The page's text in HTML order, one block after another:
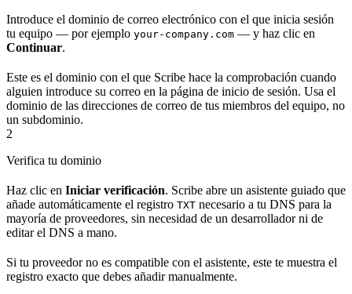
Introduce el dominio de correo electrónico con el que inicia sesión
tu equipo — por ejemplo your-company.com — y haz clic en
Continuar.
Este es el dominio con el que Scribe hace la comprobación cuando
alguien introduce su correo en la página de inicio de sesión. Usa el
dominio de las direcciones de correo de tus miembros del equipo, no
un subdominio.
2
Verifica tu dominio
Haz clic en Iniciar verificación. Scribe abre un asistente guiado que
añade automáticamente el registro TXT necesario a tu DNS para la
mayoría de proveedores, sin necesidad de un desarrollador ni de
editar el DNS a mano.
Si tu proveedor no es compatible con el asistente, este te muestra el
registro exacto que debes añadir manualmente.